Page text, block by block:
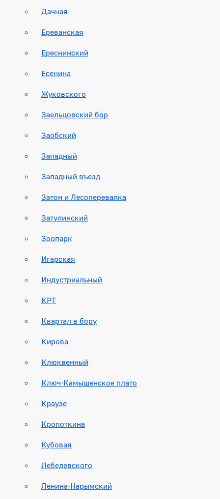
Дачная
Ереванская
Ереснинский
Есенина
Жуковского
Заельцовский бор
Заобский
Западный
Западный въезд
Затон и Лесоперевалка
Затулинский
Зоопарк
Игарская
Индустриальный
КРТ
Квартал в бору
Кирова
Клюквенный
Ключ-Камышенское плато
Краузе
Кропоткина
Кубовая
Лебедевского
Ленина-Нарымский